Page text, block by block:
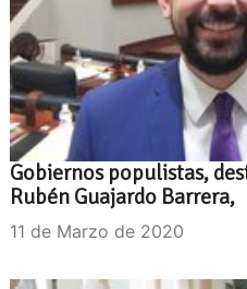
Gobiernos populistas,
Rubén Guajardo Barrera,
11 de Marzo de 2020